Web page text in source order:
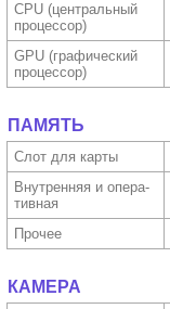
CPU (централь­ный
процес­сор)
GPU (графи­ческий
процес­сор)
ПАМЯТЬ
Слот для карты
Внутрен­няя и опера­
тивная
Прочее
КАМЕРА